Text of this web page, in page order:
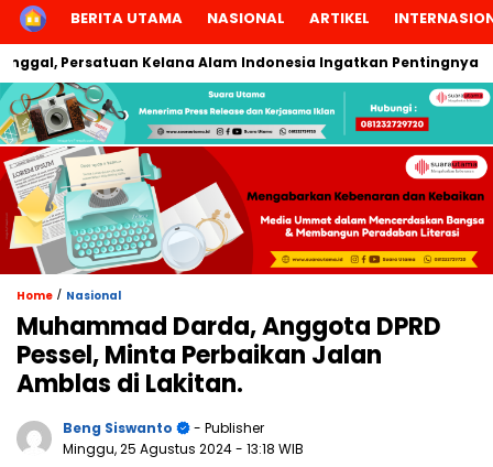
HOMEBERITA UTAMA NASIONAL ARTIKEL
Persatuan Kelana Alam Indonesia Ingatkan Pentingnya
Home / Nasional
Muhammad Darda, Anggota DPRD
Pessel, Minta Perbaikan Jalan
Amblas di Lakitan.
Beng Siswanto
- Publisher
Minggu, 25 Agustus 2024- 13:18 WIB